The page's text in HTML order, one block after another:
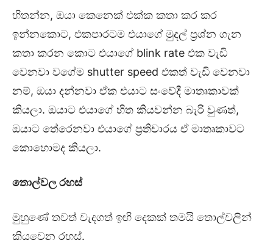
හිතන්න, ඔයා කෙනෙක් එක්ක කතා කර කර
ඉන්නකොට, එකපාරටම එයාගේ මුදල් ප්‍රශ්න ගැන
කතා කරන කොට එයාගේ blink rate එක වැඩි
වෙනවා වගේම shutter speed එකත් වැඩි වෙනවා
නම්, ඔයා දන්නවා ඒක එයාට සංවේදී මාතෘකාවක්
කියලා. ඔයාට එයාගේ හිත කියවන්න බැරි වුණත්,
ඔයාට තේරෙනවා එයාගේ ප්‍රතිචාරය ඒ මාතෘකාවට
කොහොමද කියලා.
තොල්වල රහස්
මුහුණේ තවත් වැදගත් ඉඟි දෙකක් තමයි තොල්වලින්
කියවෙන රහස්.